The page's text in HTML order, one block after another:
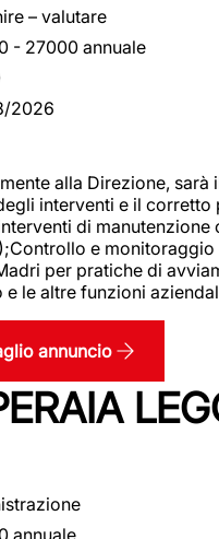
– valutare
- 27000 annuale
2026
alla Direzione,
interventi e il
di
e
per pratiche di
le altre funzioni
annuncio
annuale